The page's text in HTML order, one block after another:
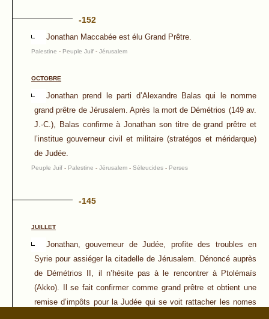
-152
Jonathan Maccabée est élu Grand Prêtre.
Palestine - Peuple Juif - Jérusalem
OCTOBRE
Jonathan prend le parti d’Alexandre Balas qui le nomme
grand prêtre de Jérusalem. Après la mort de Démétrios (149 av.
J.-C.), Balas confirme à Jonathan son titre de grand prêtre et
l’institue gouverneur civil et militaire (stratégos et méridarque)
de Judée.
Peuple Juif - Palestine - Jérusalem - Séleucides - Perses
-145
JUILLET
Jonathan, gouverneur de Judée, profite des troubles en
Syrie pour assiéger la citadelle de Jérusalem. Dénoncé auprès
de Démétrios II, il n’hésite pas à le rencontrer à Ptolémaïs
(Akko). Il se fait confirmer comme grand prêtre et obtient une
remise d’impôts pour la Judée qui se voit rattacher les nomes